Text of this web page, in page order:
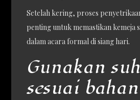
Setelah kering, proses
penting untuk memastikan kemeja
dalam acara formal di siang hari.
Gunakan
sesuai bahan